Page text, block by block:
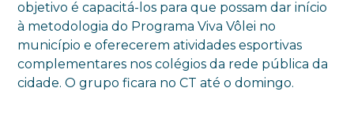
objetivo é capacitá-los para que possam dar início
à metodologia do Programa Viva Vôlei no
município e oferecerem atividades esportivas
complementares nos colégios da rede pública da
cidade. O grupo ficara no CT até o domingo.